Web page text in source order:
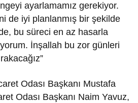
ayarlamamız gerekiyor.
de iyi planlanmış bir şekilde
bu süreci en az hasarla
İnşallah bu zor günleri
Odası Başkanı Mustafa
Odası Başkanı Naim Yavuz,